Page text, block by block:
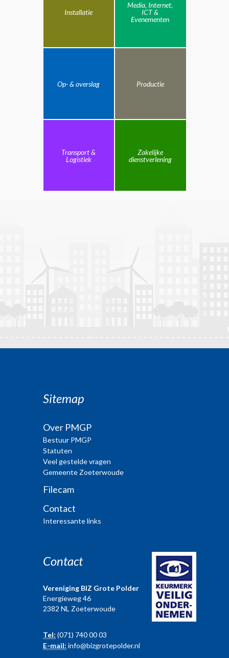
Installatie
Media, Internet,
ICT &
Evenementen
Op- & overslag Productie
Transport &
Logistiek
Zakelijke
dienstverlening
Sitemap
Over PMGP
Bestuur PMGP
Statuten
Veel gestelde vragen
Gemeente Zoeterwoude
Filecam
Contact
Interessante links
Contact
Vereniging BIZ Grote Polder
Energieweg 46
2382 NL Zoeterwoude
Tel: (071) 740 00 03
E-mail: info@bizgrotepolder.nl